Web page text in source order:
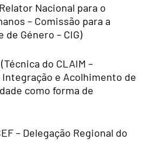
Nacional para o
– Comissão para a
de Género – CIG)
(Técnica do CLAIM –
e Acolhimento de
como forma de
– Delegação Regional do